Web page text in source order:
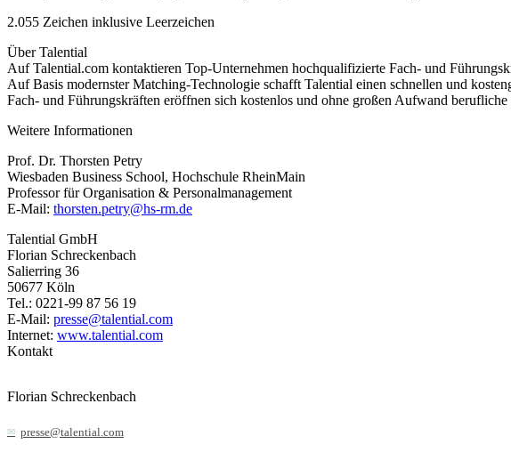
2.055 Zeichen inklusive Leerzeichen
Über Talential
Auf Talential.com kontaktieren Top-Unternehmen hochqualifizierte Fach- und
Auf Basis modernster Matching-Technologie schafft Talential einen schnellen und
Fach- und Führungskräften eröffnen sich kostenlos und ohne großen Aufwand
Weitere Informationen
Prof. Dr. Thorsten Petry
Wiesbaden Business School, Hochschule RheinMain
Professor für Organisation & Personalmanagement
E-Mail: thorsten.petry@hs-rm.de
Talential GmbH
Florian Schreckenbach
Salierring 36
50677 Köln
Tel.: 0221-99 87 56 19
E-Mail: presse@talential.com
Internet: www.talential.com
Kontakt
Florian Schreckenbach
presse@talential.com